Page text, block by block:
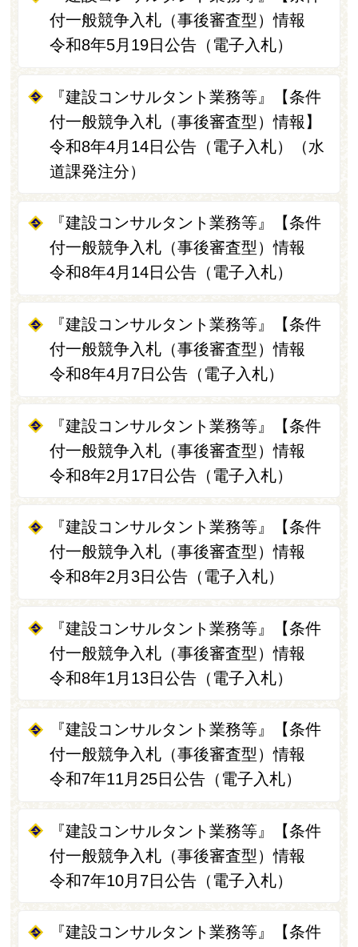
付一般競争入札（事後審査型）情報
令和8年5月19日公告（電子入札）
『建設コンサルタント業務等』【条件
付一般競争入札（事後審査型）情報】
令和8年4月14日公告（電子入札）（水
道課発注分）
『建設コンサルタント業務等』【条件
付一般競争入札（事後審査型）情報
令和8年4月14日公告（電子入札）
『建設コンサルタント業務等』【条件
付一般競争入札（事後審査型）情報
令和8年4月7日公告（電子入札）
『建設コンサルタント業務等』【条件
付一般競争入札（事後審査型）情報
令和8年2月17日公告（電子入札）
『建設コンサルタント業務等』【条件
付一般競争入札（事後審査型）情報
令和8年2月3日公告（電子入札）
『建設コンサルタント業務等』【条件
付一般競争入札（事後審査型）情報
令和8年1月13日公告（電子入札）
『建設コンサルタント業務等』【条件
付一般競争入札（事後審査型）情報
令和7年11月25日公告（電子入札）
『建設コンサルタント業務等』【条件
付一般競争入札（事後審査型）情報
令和7年10月7日公告（電子入札）
『建設コンサルタント業務等』【条件